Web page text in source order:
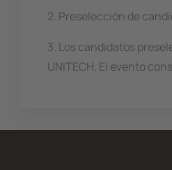
2. Preselección de
3. Los candidatos
UNITECH. El evento